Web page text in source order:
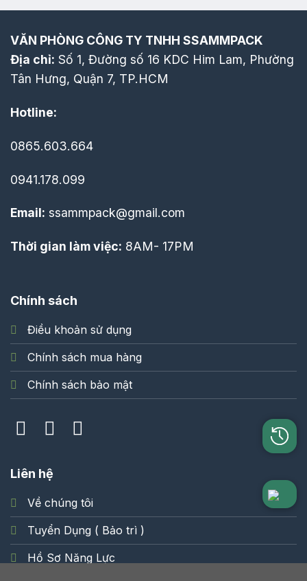
2.961.000 ₫. là:
VĂN PHÒNG CÔNG TY TNHH SSAMMPACK
Địa chỉ: Số 1, Đường số 16 KDC Him Lam, Phường
Tân Hưng, Quận 7, TP.HCM
Hotline:
0865.603.664
0941.178.099
Email: ssammpack@gmail.com
Thời gian làm việc: 8AM- 17PM
Chính sách
Điều khoản sử dụng
Chính sách mua hàng
Chính sách bảo mật
Liên hệ
Về chúng tôi
Tuyển Dụng ( Bảo trì )
Hồ Sơ Năng Lực